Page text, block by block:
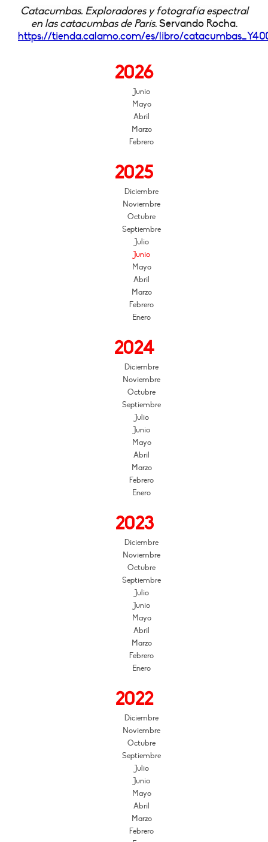
Catacumbas. Exploradores y fotografía espectral
en las catacumbas de París.Servando Rocha.
https://tienda.calamo.com/es/libro/
2026
Junio
Mayo
Abril
Marzo
Febrero
2025
Diciembre
Noviembre
Octubre
Septiembre
Julio
Junio
Mayo
Abril
Marzo
Febrero
Enero
2024
Diciembre
Noviembre
Octubre
Septiembre
Julio
Junio
Mayo
Abril
Marzo
Febrero
Enero
2023
Diciembre
Noviembre
Octubre
Septiembre
Julio
Junio
Mayo
Abril
Marzo
Febrero
Enero
2022
Diciembre
Noviembre
Octubre
Septiembre
Julio
Junio
Mayo
Abril
Marzo
Febrero